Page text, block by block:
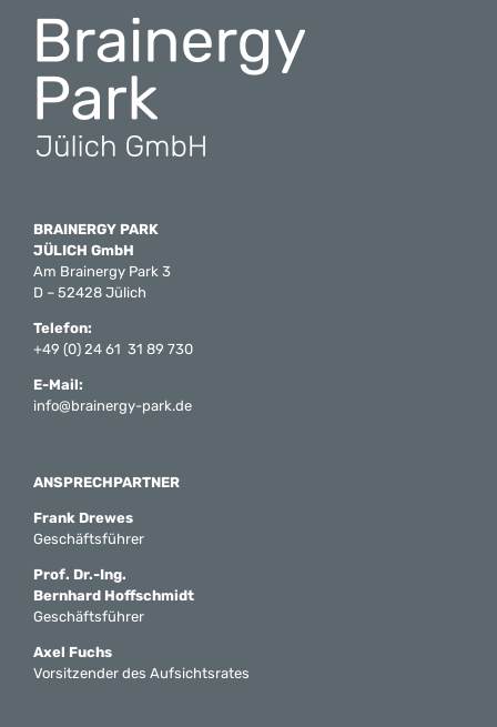
BRAINERGY PARK
JÜLICH GmbH
Am Brainergy Park 3
D – 52428 Jülich
Telefon:
+49 (0) 24 61 31 89 730
E-Mail:
info@brainergy-park.de
ANSPRECHPARTNER
Frank Drewes
Geschäftsführer
Prof. Dr.-Ing.
Bernhard Hoffschmidt
Geschäftsführer
Axel Fuchs
Vorsitzender des Aufsichtsrates